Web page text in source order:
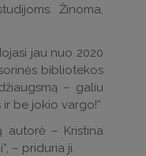
Žinoma,
jau nuo 2020
bibliotekos
– galiu
ir be jokio vargo!“
autorė – Kristina
– priduria ji.